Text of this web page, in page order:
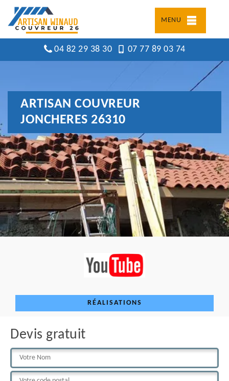
MENU
04 82 29 38 30 07 77 89 03 74
ARTISAN COUVREUR
JONCHERES 26310
RÉALISATIONS
Devis gratuit